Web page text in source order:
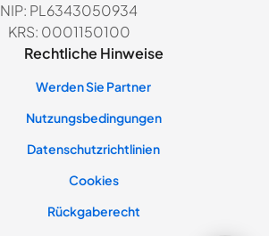
NIP: PL6343050934
KRS: 0001150100
Rechtliche Hinweise
Werden Sie Partner
Nutzungsbedingungen
Datenschutzrichtlinien
Cookies
Rückgaberecht